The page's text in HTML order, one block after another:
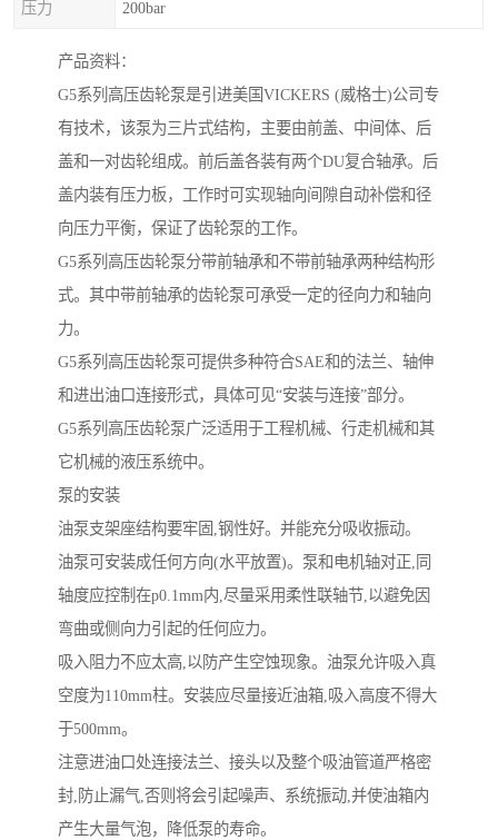
压力 200bar
产品资料：
G5系列高压齿轮泵是引进美国VICKERS (威格士)公司专
有技术，该泵为三片式结构，主要由前盖、中间体、后
盖和一对齿轮组成。前后盖各装有两个DU复合轴承。后
盖内装有压力板，工作时可实现轴向间隙自动补偿和径
向压力平衡，保证了齿轮泵的工作。
G5系列高压齿轮泵分带前轴承和不带前轴承两种结构形
式。其中带前轴承的齿轮泵可承受一定的径向力和轴向
力。
G5系列高压齿轮泵可提供多种符合SAE和的法兰、轴伸
和进出油口连接形式，具体可见“安装与连接”部分。
G5系列高压齿轮泵广泛适用于工程机械、行走机械和其
它机械的液压系统中。
泵的安装
油泵支架座结构要牢固,钢性好。并能充分吸收振动。
油泵可安装成任何方向(水平放置)。泵和电机轴对正,同
轴度应控制在p0.1mm内,尽量采用柔性联轴节,以避免因
弯曲或侧向力引起的任何应力。
吸入阻力不应太高,以防产生空蚀现象。油泵允许吸入真
空度为110mm柱。安装应尽量接近油箱,吸入高度不得大
于500mm。
注意进油口处连接法兰、接头以及整个吸油管道严格密
封,防止漏气,否则将会引起噪声、系统振动,并使油箱内
产生大量气泡，降低泵的寿命。